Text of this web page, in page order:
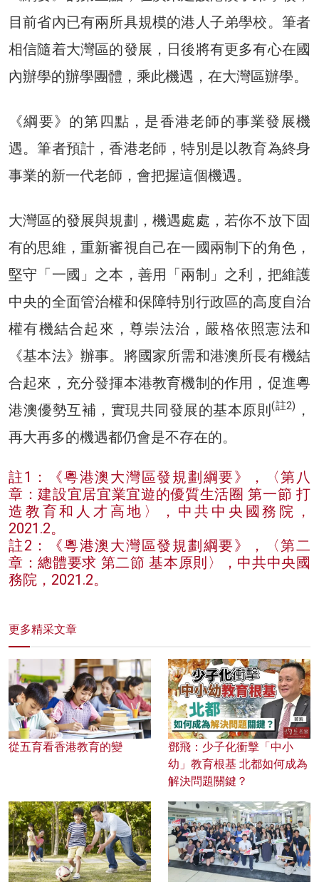
目前省內已有兩所具規模的港人子弟學校。筆者
相信隨着大灣區的發展，日後將有更多有心在國
內辦學的辦學團體，乘此機遇，在大灣區辦學。
《綱要》的第四點，是香港老師的事業發展機
遇。筆者預計，香港老師，特別是以教育為終身
事業的新一代老師，會把握這個機遇。
大灣區的發展與規劃，機遇處處，若你不放下固
有的思維，重新審視自己在一國兩制下的角色，
堅守「一國」之本，善用「兩制」之利，把維護
中央的全面管治權和保障特別行政區的高度自治
權有機結合起來，尊崇法治，嚴格依照憲法和
《基本法》辦事。將國家所需和港澳所長有機結
合起來，充分發揮本港教育機制的作用，促進粵
港澳優勢互補，實現共同發展的基本原則(註2)
，
再大再多的機遇都仍會是不存在的。
註1：《粵港澳大灣區發規劃綱要》，〈第八
章：建設宜居宜業宜遊的優質生活圈 第一節 打
造教育和人才高地〉，中共中央國務院，
2021.2。
註2：《粵港澳大灣區發規劃綱要》，〈第二
章：總體要求 第二節 基本原則〉，中共中央國
務院，2021.2。
更多精采文章
從五育看香港教育的變
鄧飛：少子化衝擊「中小
幼」教育根基 北都如何成為
解決問題關鍵？